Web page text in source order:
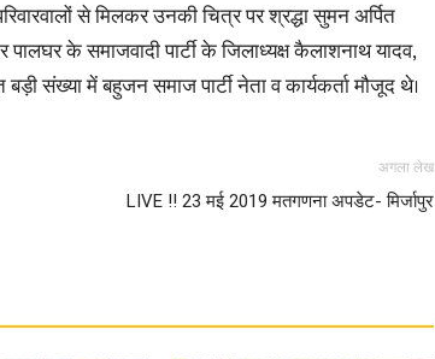
से मिलकर उनकी चित्र पर श्रद्धा सुमन अर्पित
के समाजवादी पार्टी के जिलाध्यक्ष कैलाशनाथ यादव,
संख्या में बहुजन समाज पार्टी नेता व कार्यकर्ता मौजूद थे।
अगला लेख
LIVE !! 23 मई 2019 मतगणना अपडेट- मिर्जापुर